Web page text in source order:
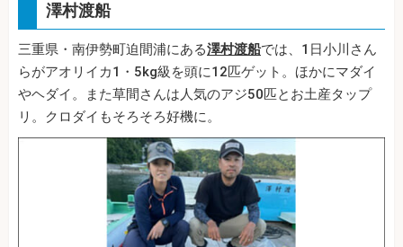
澤村渡船
三重県・南伊勢町迫間浦にある澤村渡船では、1日小川さん
らがアオリイカ1・5kg級を頭に12匹ゲット。ほかにマダイ
やヘダイ。また草間さんは人気のアジ50匹とお土産タップ
リ。クロダイもそろそろ好機に。